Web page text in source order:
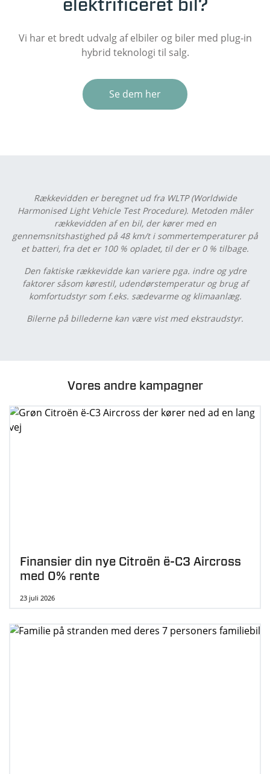
elektrificeret bil?
Vi har et bredt udvalg af elbiler og biler med plug-in
hybrid teknologi til salg.
Se dem her
Rækkevidden er beregnet ud fra WLTP (Worldwide
Harmonised Light Vehicle Test Procedure). Metoden måler
rækkevidden af en bil, der kører med en
gennemsnitshastighed på 48 km/t i sommertemperaturer på
et batteri, fra det er 100 % opladet, til der er 0 % tilbage.
Den faktiske rækkevidde kan variere pga. indre og ydre
faktorer såsom kørestil, udendørstemperatur og brug af
komfortudstyr som f.eks. sædevarme og klimaanlæg.
Bilerne på billederne kan være vist med ekstraudstyr.
Vores andre kampagner
Finansier din nye Citroën ë-C3 Aircross
med 0% rente
23 juli 2026